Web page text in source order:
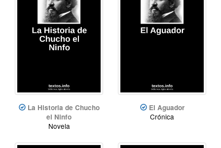
La Historia de Chucho
el Ninfo
Novela
El Aguador
Crónica